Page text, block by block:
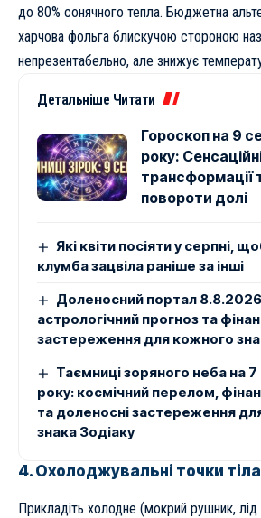
до 80% сонячного тепла. Бюджетна
харчова фольга блискучою стороною
непрезентабельно, але знижує
Детальніше Читати
Гороскоп на 9
року:
трансформації
повороти долі
Які квіти посіяти у серпні,
клумба зацвіла раніше за інші
Доленосний портал
астрологічний прогноз та
застереження для кожного
Таємниці зоряного неба на
року: космічний перелом,
та доленосні застереження
знака Зодіаку
4. Охолоджувальні точки тіла
Прикладіть холодне (мокрий рушник,